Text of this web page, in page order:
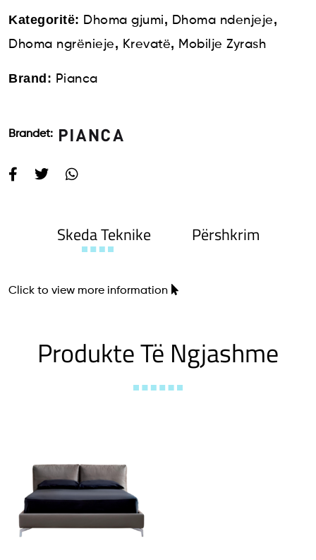
Kategoritë: Dhoma gjumi, Dhoma ndenjeje,
Dhoma ngrënieje, Krevatë, Mobilje Zyrash
Brand: Pianca
Brandet:
Skeda Teknike Përshkrim
Click to view more information
Produkte Të Ngjashme